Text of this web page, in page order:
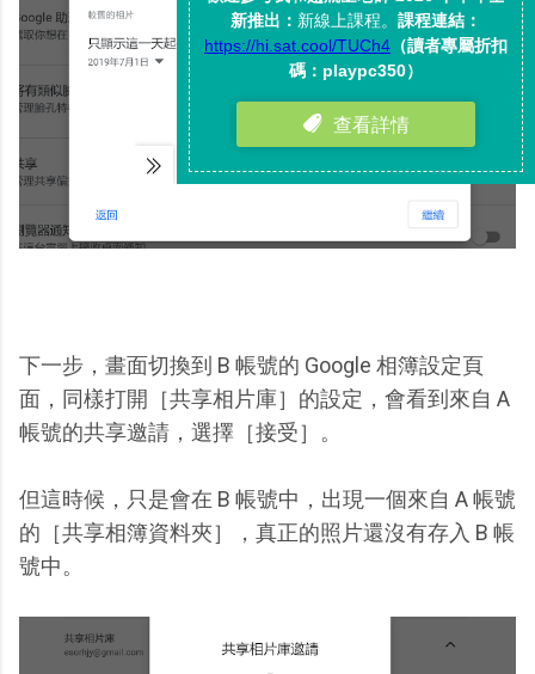
下一步，畫面切換到 B 帳號的 Google 相簿設定頁
面，同樣打開［共享相片庫］的設定，會看到來自 A
帳號的共享邀請，選擇［接受］。
但這時候，只是會在 B 帳號中，出現一個來自 A 帳號
的［共享相簿資料夾］，真正的照片還沒有存入 B 帳
號中。